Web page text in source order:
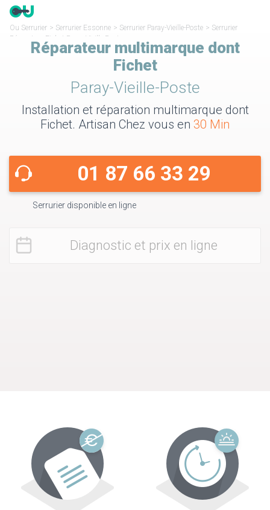
Ou Serrurier > Serrurier Essonne > Serrurier Paray-Vieille-Poste > Serrurier
Réparateur Fichet Paray-Vieille-Poste
Réparateur multimarque dont
Fichet
Paray-Vieille-Poste
Installation et réparation multimarque dont
Fichet. Artisan Chez vous en 30 Min
01 87 66 33 29
Serrurier disponible en ligne
Diagnostic et prix en ligne